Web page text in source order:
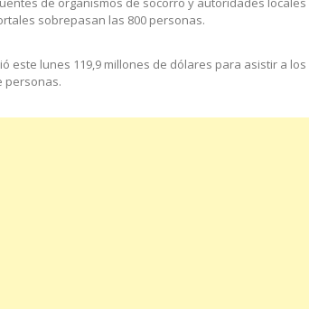
sobrepasan las 800 personas.
este lunes 119,9 millones de dólares para asistir a
personas.